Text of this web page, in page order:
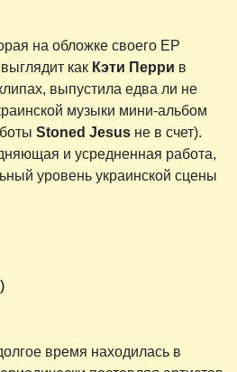
на обложке своего EP
как Кэти Перри в
выпустила едва ли не
музыки мини-альбом
Stoned Jesus не в счет).
и усредненная работа,
уровень украинской сцены
время находилась в